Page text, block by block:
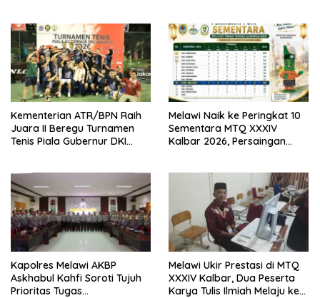
Kementerian ATR/BPN Raih
Juara II Beregu Turnamen
Tenis Piala Gubernur DKI
Melawi Naik ke Peringkat 10
Sementara MTQ XXXIV
Kalbar 2026, Persaingan
Kapolres Melawi AKBP
Askhabul Kahfi Soroti Tujuh
Prioritas Tugas
Melawi Ukir Prestasi di MTQ
XXXIV Kalbar, Dua Peserta
Karya Tulis Ilmiah Melaju ke